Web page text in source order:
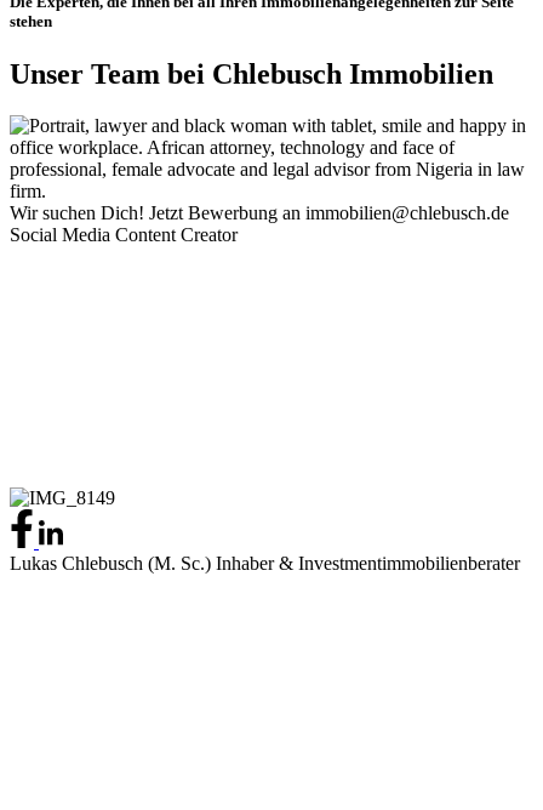
stehen
Unser Team bei Chlebusch Immobilien
Wir suchen Dich! Jetzt Bewerbung an immobilien@chlebusch.de
Social Media Content Creator
Lukas Chlebusch (M. Sc.) Inhaber & Investmentimmobilienberater